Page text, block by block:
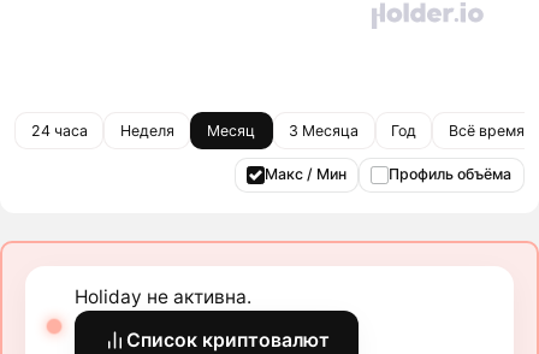
24 часа Неделя Месяц 3 Месяца Год Всё время
Макс / Мин Профиль объёма
Holiday не активна.
Список криптовалют